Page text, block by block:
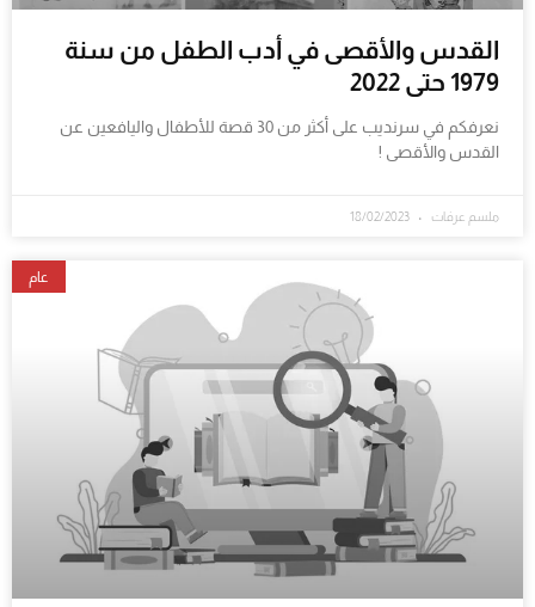
القدس والأقصى في أدب الطفل من سنة
1979 حتى 2022
نعرفكم في سرنديب على أكثر من 30 قصة للأطفال واليافعين عن
القدس والأقصى !
ملسم عرفات
عام